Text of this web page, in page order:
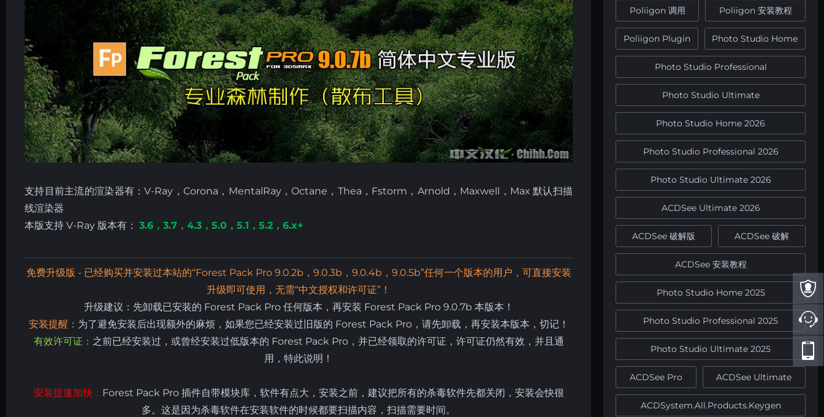
支持目前主流的渲染器有：V-Ray，Corona，MentalRay，Octane，Thea，Fstorm，Arnold，Maxwell，Max 默认扫描
线渲染器
本版支持 V-Ray 版本有： 3.6，3.7， 4.3，5.0，5.1，5.2，6.x+
免费升级版 - 已经购买并安装过本站的“Forest Pack Pro 9.0.2b，9.0.3b ，9.0.4b ，9.0.5b”任何一个版本的用户，可直接安装
升级即可使用，无需“中文授权和许可证”！
升级建议：先卸载已安装的 Forest Pack Pro 任何版本，再安装 Forest Pack Pro 9.0.7b 本版本！
安装提醒： 为了避免安装后出现额外的麻烦，如果您已经安装过旧版的 Forest Pack Pro，请先卸载，再安装本版本，切记！
有效许可证： 之前已经安装过，或曾经安装过低版本的 Forest Pack Pro，并已经领取的许可证，许可证仍然有效，并且通
用，特此说明！
安装提速加快： Forest Pack Pro 插件自带模块库，软件有点大，安装之前，建议把所有的杀毒软件先都关闭，安装会快很
多。这是因为杀毒软件在安装软件的时候都要扫描内容，扫描需要时间。
Poliigon 调用 Poliigon 安装教程
Poliigon Plugin Photo Studio Home
Photo Studio Professional
Photo Studio Ultimate
Photo Studio Home 2026
Photo Studio Professional 2026
Photo Studio Ultimate 2026
ACDSee Ultimate 2026
ACDSee 破解版 ACDSee 破解
ACDSee 安装教程
Photo Studio Home 2025
Photo Studio Professional 2025
Photo Studio Ultimate 2025
ACDSee Pro ACDSee Ultimate
ACDSystem.All.Products.Keygen